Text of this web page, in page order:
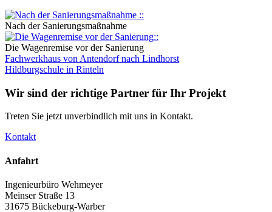
Nach der Sanierungsmaßnahme
Die Wagenremise vor der Sanierung
Fachwerkhaus von Antendorf nach Lindhorst
Hildburgschule in Rinteln
Wir sind der richtige Partner für Ihr Projekt
Treten Sie jetzt unverbindlich mit uns in Kontakt.
Kontakt
Anfahrt
Ingenieurbüro Wehmeyer
Meinser Straße 13
31675 Bückeburg-Warber